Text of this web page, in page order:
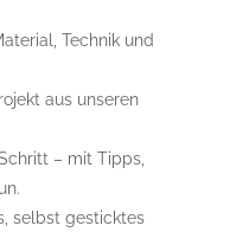
Technik und
aus unseren
– mit Tipps,
selbst gesticktes